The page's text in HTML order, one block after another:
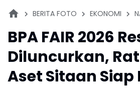
BERITA FOTO EKONOMI
BPA FAIR 2026
Diluncurkan,
Aset Sitaan Siap